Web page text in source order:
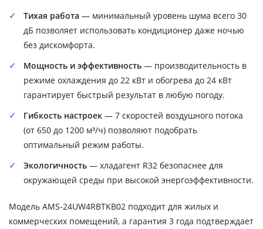
Тихая работа — минимальный уровень шума всего 30
дБ позволяет использовать кондиционер даже ночью
без дискомфорта.
Мощность и эффективность — производительность в
режиме охлаждения до 22 кВт и обогрева до 24 кВт
гарантирует быстрый результат в любую погоду.
Гибкость настроек — 7 скоростей воздушного потока
(от 650 до 1200 м³/ч) позволяют подобрать
оптимальный режим работы.
Экологичность — хладагент R32 безопаснее для
окружающей среды при высокой энергоэффективности.
Модель AMS-24UW4RBTKB02 подходит для жилых и
коммерческих помещений, а гарантия 3 года подтверждает